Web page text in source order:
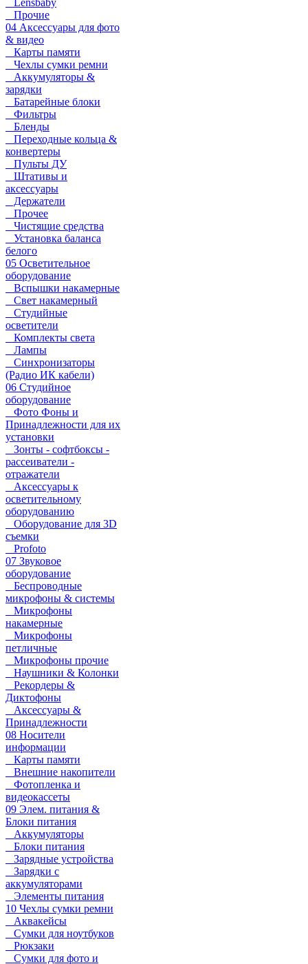
Lensbaby
Прочие
04 Аксессуары для фото
& видео
Карты памяти
Чехлы сумки ремни
Аккумуляторы &
зарядки
Батарейные блоки
Фильтры
Бленды
Переходные кольца &
конвертеры
Пульты ДУ
Штативы и
аксессуары
Держатели
Прочее
Чистящие средства
Установка баланса
белого
05 Осветительное
оборудование
Вспышки накамерные
Свет накамерный
Студийные
осветители
Комплекты света
Лампы
Синхронизаторы
(Радио ИК кабели)
06 Студийное
оборудование
Фото Фоны и
Принадлежности для их
установки
Зонты - софтбоксы -
рассеиватели -
отражатели
Аксессуары к
осветительному
оборудованию
Оборудование для 3D
съемки
Profoto
07 Звуковое
оборудование
Беспроводные
микрофоны & системы
Микрофоны
накамерные
Микрофоны
петличные
Микрофоны прочие
Наушники & Колонки
Рекордеры &
Диктофоны
Аксессуары &
Принадлежности
08 Носители
информации
Карты памяти
Внешние накопители
Фотопленка и
видеокассеты
09 Элем. питания &
Блоки питания
Аккумуляторы
Блоки питания
Зарядные устройства
Зарядки с
аккумуляторами
Элементы питания
10 Чехлы сумки ремни
Аквакейсы
Сумки для ноутбуков
Рюкзаки
Сумки для фото и